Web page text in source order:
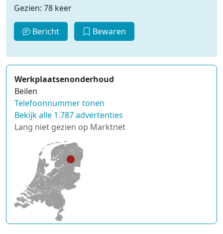
Gezien: 78 keer
Bericht Bewaren
Werkplaatsenonderhoud
Beilen
Telefoonnummer tonen
Bekijk alle 1.787 advertenties
Lang niet gezien op Marktnet